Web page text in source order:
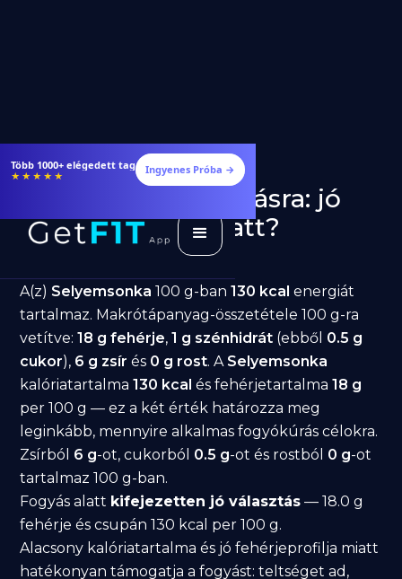
Több 1000+ elégedett tag
★★★★★ Ingyenes Próba →
Selyemsonka fogyásra: jó
választás diéta alatt?
A(z) Selyemsonka 100 g-ban130 kcal energiát
tartalmaz. Makrótápanyag-összetétele 100 g-ra
vetítve:18 g fehérje,1 g szénhidrát (ebből 0.5 g
cukor), 6 g zsír és 0 g rost. A Selyemsonka
kalóriatartalma130 kcal és fehérjetartalma18 g
per 100 g — ez a két érték határozza meg
leginkább, mennyire alkalmas fogyókúrás célokra.
Zsírból 6 g-ot, cukorból 0.5 g-ot és rostból 0 g-ot
tartalmaz 100 g-ban.
Fogyás alatt kifejezetten jó választás — 18.0 g
fehérje és csupán 130 kcal per 100 g.
Alacsony kalóriatartalma és jó fehérjeprofilja miatt
hatékonyan támogatja a fogyást: teltséget ad,